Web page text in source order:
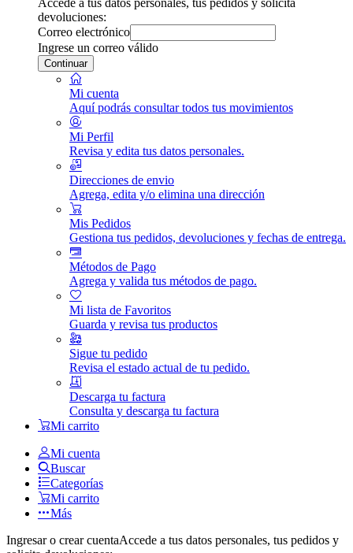
devoluciones:
Correo electrónico
Ingrese un correo válido
Continuar
Mi cuenta
Aquí podrás consultar todos tus movimientos
Mi Perfil
Revisa y edita tus datos personales.
Direcciones de envio
Agrega, edita y/o elimina una dirección
Mis Pedidos
Gestiona tus pedidos, devoluciones y fechas de entrega.
Métodos de Pago
Agrega y valida tus métodos de pago.
Mi lista de Favoritos
Guarda y revisa tus productos
Sigue tu pedido
Revisa el estado actual de tu pedido.
Descarga tu factura
Consulta y descarga tu factura
Mi carrito
Mi cuenta
Buscar
Categorías
Mi carrito
Más
Ingresar o crear cuentaAccede a tus datos personales, tus pedidos y